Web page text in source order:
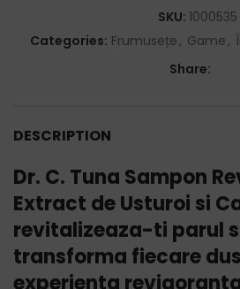
SKU: 1000535
Categories: Frumusețe, Game,
Share:
DESCRIPTION
Dr. C. Tuna Sampon
Extract de Usturoi si
revitalizeaza-ti parul
transforma fiecare
experienta